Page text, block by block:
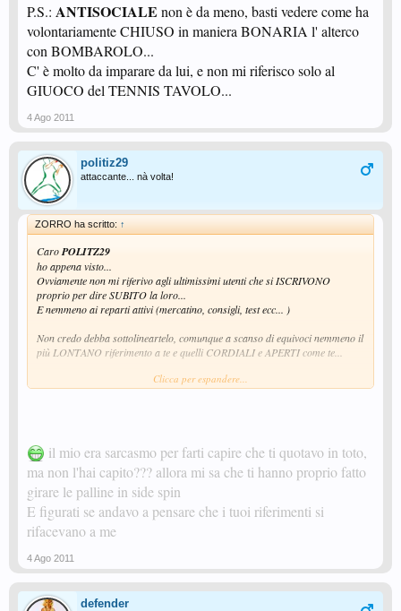
P.S.: ANTISOCIALE non è da meno, basti vedere come ha
volontariamente CHIUSO in maniera BONARIA l' alterco
con BOMBAROLO...
C' è molto da imparare da lui, e non mi riferisco solo al
GIUOCO del TENNIS TAVOLO...
4 Ago 2011
politiz29
attaccante... nà volta!
ZORRO ha scritto: ↑
CaroPOLITZ29
ho appena visto...
Ovviamente non mi riferivo agli ultimissimi utenti che si ISCRIVONO
proprio per dire SUBITO la loro...
E nemmeno ai reparti attivi (mercatino, consigli, test ecc... )
Non credo debba sottolineartelo, comunque a scanso di equivoci nemmeno il
più LONTANO riferimento a te e quelli CORDIALI e APERTI come te...
sempre irritato...Clicca per espandere...
il mio era sarcasmo per farti capire che ti quotavo in toto,
ma non l'hai capito??? allora mi sa che ti hanno proprio fatto
girare le palline in side spin
E figurati se andavo a pensare che i tuoi riferimenti si
rifacevano a me
4 Ago 2011
defender